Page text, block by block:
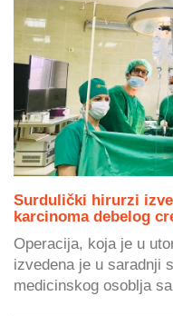
Surdulički hirurzi
karcinoma debelog
Operacija, koja je u
izvedena je u saradnji
medicinskog osoblja